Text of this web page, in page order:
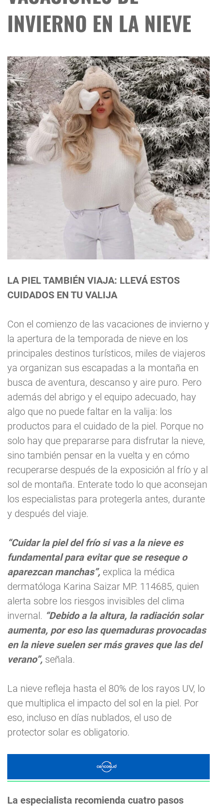
INVIERNO EN LA NIEVE
LA PIEL TAMBIÉN VIAJA: LLEVÁ ESTOS
CUIDADOS EN TU VALIJA
Con el comienzo de las vacaciones de invierno y
la apertura de la temporada de nieve en los
principales destinos turísticos, miles de viajeros
ya organizan sus escapadas a la montaña en
busca de aventura, descanso y aire puro. Pero
además del abrigo y el equipo adecuado, hay
algo que no puede faltar en la valija: los
productos para el cuidado de la piel. Porque no
solo hay que prepararse para disfrutar la nieve,
sino también pensar en la vuelta y en cómo
recuperarse después de la exposición al frío y al
sol de montaña. Enterate todo lo que aconsejan
los especialistas para protegerla antes, durante
y después del viaje.
“Cuidar la piel del frío si vas a la nieve es
fundamental para evitar que se reseque o
aparezcan manchas”, explica la médica
dermatóloga Karina Saizar MP. 114685, quien
alerta sobre los riesgos invisibles del clima
invernal. “Debido a la altura, la radiación solar
aumenta, por eso las quemaduras provocadas
en la nieve suelen ser más graves que las del
verano”, señala.
La nieve refleja hasta el 80% de los rayos UV, lo
que multiplica el impacto del sol en la piel. Por
eso, incluso en días nublados, el uso de
protector solar es obligatorio.
La especialista recomienda cuatro pasos